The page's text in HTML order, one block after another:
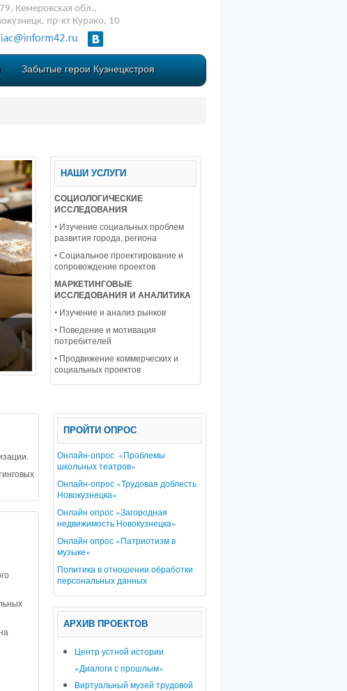
Кемеровская обл.,
пр-кт Курако, 10
Забытые герои Кузнецкстроя
Социальный проект «Найди свое место на карте будущего». Разработка
профессиональной подготовки кадров с учетом социально-
НАШИ УСЛУГИ
СОЦИОЛОГИЧЕСКИЕ
ИССЛЕДОВАНИЯ
• Изучение социальных проблем
развития города, региона
• Социальное проектирование и
сопровождение проектов
МАРКЕТИНГОВЫЕ
ИССЛЕДОВАНИЯ И АНАЛИТИКА
• Изучение и анализ рынков
• Поведение и мотивация
потребителей
• Продвижение коммерческих и
социальных проектов
ПРОЙТИ ОПРОС
Онлайн-опрос «Проблемы
школьных театров»
Онлайн-опрос «Трудовая доблесть
Новокузнецка»
Онлайн опрос «Загородная
недвижимость Новокузнецка»
Онлайн опрос «Патриотизм в
музыке»
Политика в отношении обработки
персональных данных
АРХИВ ПРОЕКТОВ
Центр устной истории
«Диалоги с прошлым»
Виртуальный музей трудовой